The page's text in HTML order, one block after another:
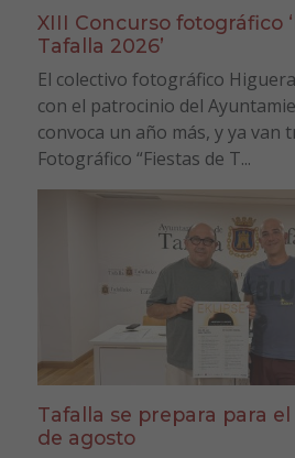
XIII Concurso fotográfico
Tafalla 2026’
El colectivo fotográfico
con el patrocinio del
convoca un año más, y ya van
Fotográfico “Fiestas de T...
Tafalla se prepara para el
de agosto